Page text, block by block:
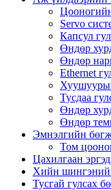
Servo
Капсул
Өндөр
Өндөр
Ethernet
Тусдаа
Өндөр
Өндөр
Эмнэлгийн
Том
Цахилгаан
Хийн
Тусгай гулсах